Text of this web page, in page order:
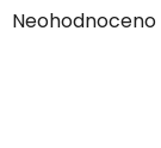
Průměrné
Neohodnoceno